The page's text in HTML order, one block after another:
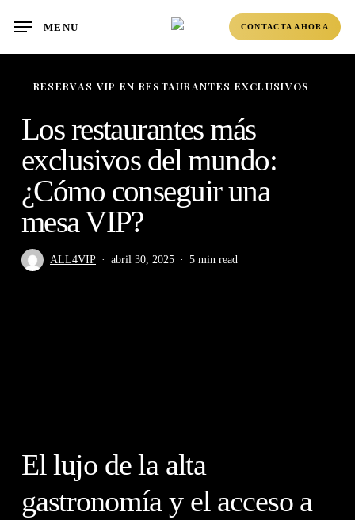
main
CONTACTA AHORA
MENU
RESERVAS VIP EN RESTAURANTES EXCLUSIVOS
Los restaurantes más
exclusivos del mundo:
¿Cómo conseguir una
mesa VIP?
ALL4VIP abril 30, 2025 5 min read
El lujo de la alta
gastronomía y el acceso a